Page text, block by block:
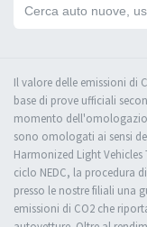
Il valore delle emissioni di
base di prove ufficiali
momento
sono omologati ai sensi
Harmonized Light Vehicles
ciclo NEDC, la procedura
presso le nostre filiali una
emissioni di CO2 che